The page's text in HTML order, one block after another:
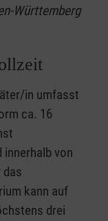
Württemberg
in umfasst
ca. 16
innerhalb von
das
kann auf
drei